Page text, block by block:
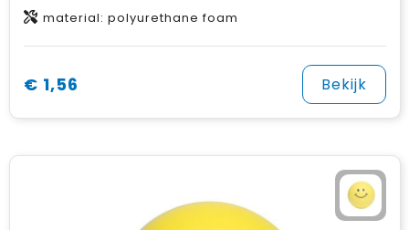
material: polyurethane foam
€ 1,56 Bekijk